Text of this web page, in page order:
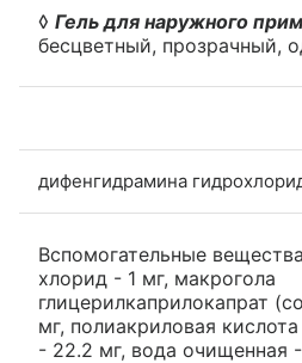
◊ Гель для наружного
бесцветный, прозрачный,
дифенгидрамина
Вспомогательные
хлорид - 1 мг, макрогола
глицерилкаприлокапрат
мг, полиакриловая
- 22.2 мг, вода очищенная